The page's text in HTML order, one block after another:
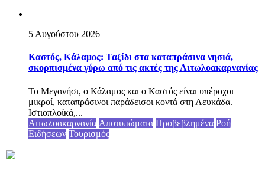
5 Αυγούστου 2026
Καστός, Κάλαμος: Ταξίδι στα καταπράσινα νησιά,
σκορπισμένα γύρω από τις ακτές της Αιτωλοακαρνανίας
Το Μεγανήσι, ο Κάλαμος και ο Καστός είναι υπέροχοι
μικροί, καταπράσινοι παράδεισοι κοντά στη Λευκάδα.
Ιστιοπλοϊκά,...
Αιτωλοακαρνανία Αποτυπώματα Προβεβλημένα Ροή
Ειδήσεων Τουρισμός